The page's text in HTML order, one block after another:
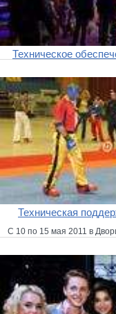
Техническое
Техническая
С 10 по 15 мая 2011 в